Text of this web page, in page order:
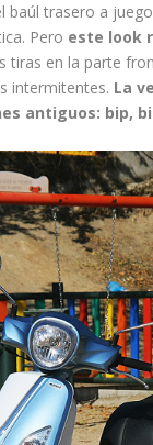
baúl trasero a
Pero este look
tiras en la parte
intermitentes. La
antiguos: bip,